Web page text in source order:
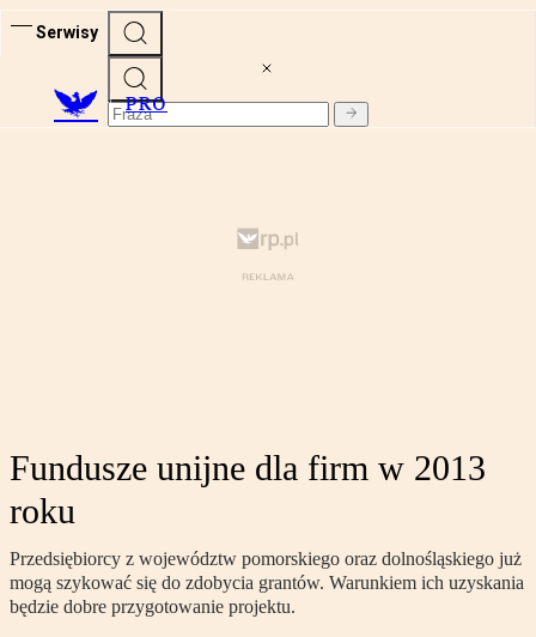
Serwisy
PRO
Fundusze unijne dla firm w 2013
roku
Przedsiębiorcy z województw pomorskiego oraz dolnośląskiego już
mogą szykować się do zdobycia grantów. Warunkiem ich uzyskania
będzie dobre przygotowanie projektu.